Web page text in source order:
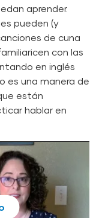
aprender.
pueden (y
de cuna
con las
en inglés
es una manera de
están
hablar en
Play